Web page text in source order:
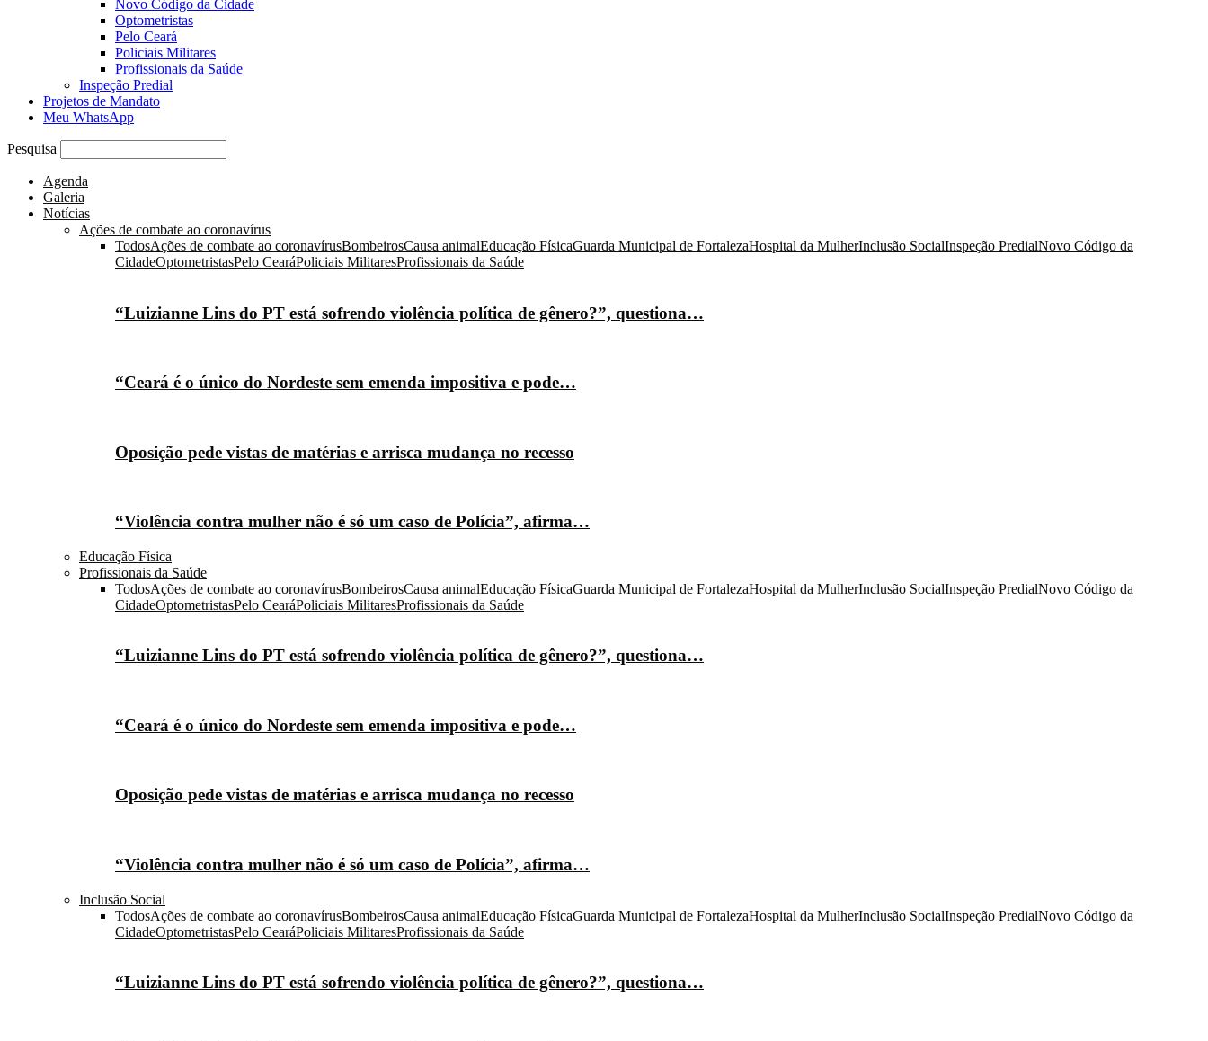
Novo Código da Cidade
Optometristas
Pelo Ceará
Policiais Militares
Profissionais da Saúde
Inspeção Predial
Projetos de Mandato
Meu WhatsApp
Pesquisa
Agenda
Galeria
Notícias
Ações de combate ao coronavírus
TodosAções de combate ao coronavírusBombeirosCausa animalEducação FísicaGuarda Municipal de FortalezaHospital da MulherInclusão SocialInspeção PredialNovo Código da
CidadeOptometristasPelo CearáPoliciais MilitaresProfissionais da Saúde
“Luizianne Lins do PT está sofrendo violência política de gênero?”, questiona…
“Ceará é o único do Nordeste sem emenda impositiva e pode…
Oposição pede vistas de matérias e arrisca mudança no recesso
“Violência contra mulher não é só um caso de Polícia”, afirma…
Educação Física
Profissionais da Saúde
TodosAções de combate ao coronavírusBombeirosCausa animalEducação FísicaGuarda Municipal de FortalezaHospital da MulherInclusão SocialInspeção PredialNovo Código da
CidadeOptometristasPelo CearáPoliciais MilitaresProfissionais da Saúde
“Luizianne Lins do PT está sofrendo violência política de gênero?”, questiona…
“Ceará é o único do Nordeste sem emenda impositiva e pode…
Oposição pede vistas de matérias e arrisca mudança no recesso
“Violência contra mulher não é só um caso de Polícia”, afirma…
Inclusão Social
TodosAções de combate ao coronavírusBombeirosCausa animalEducação FísicaGuarda Municipal de FortalezaHospital da MulherInclusão SocialInspeção PredialNovo Código da
CidadeOptometristasPelo CearáPoliciais MilitaresProfissionais da Saúde
“Luizianne Lins do PT está sofrendo violência política de gênero?”, questiona…